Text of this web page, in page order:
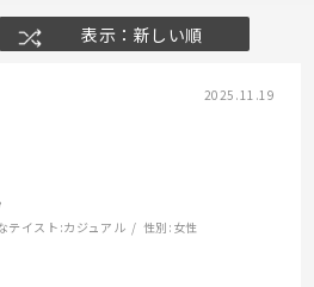
表示：新しい順
2025.11.19
テイスト:カジュアル 性別: 女性